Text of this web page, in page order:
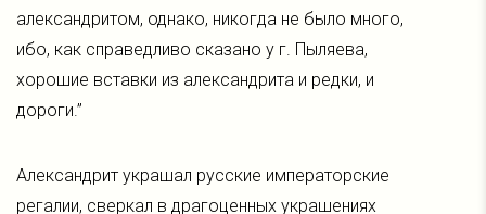
александритом, однако, никогда не было много,
ибо, как справедливо сказано у г. Пыляева,
хорошие вставки из александрита и редки, и
дороги.”
Александрит украшал русские императорские
регалии, сверкал в драгоценных украшениях